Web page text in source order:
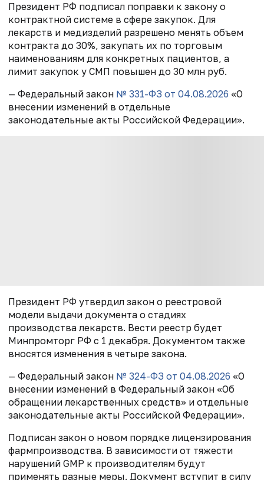
Президент РФ подписал поправки к закону о
контрактной системе в сфере закупок. Для
лекарств и медизделий разрешено менять объем
контракта до 30%, закупать их по торговым
наименованиям для конкретных пациентов, а
лимит закупок у СМП повышен до 30 млн руб.
— Федеральный закон № 331-ФЗ от 04.08.2026 «О
внесении изменений в отдельные
законодательные акты Российской Федерации».
Президент РФ утвердил закон о реестровой
модели выдачи документа о стадиях
производства лекарств. Вести реестр будет
Минпромторг РФ с 1 декабря. Документом также
вносятся изменения в четыре закона.
— Федеральный закон № 324-ФЗ от 04.08.2026 «О
внесении изменений в Федеральный закон «Об
обращении лекарственных средств» и отдельные
законодательные акты Российской Федерации».
Подписан закон о новом порядке лицензирования
фармпроизводства. В зависимости от тяжести
нарушений GMP к производителям будут
применять разные меры. Документ вступит в силу